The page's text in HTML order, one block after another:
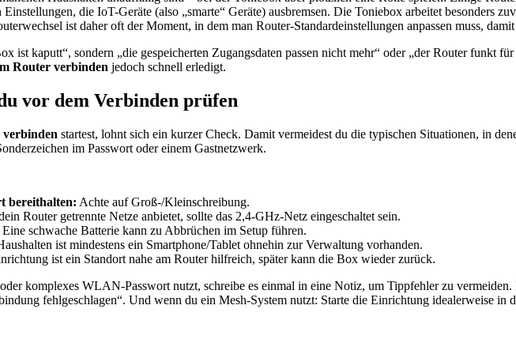
die IoT-Geräte (also „smarte“ Geräte) ausbremsen. Die Toniebox arbeitet besonders
ist daher oft der Moment, in dem man Router-Standardeinstellungen anpassen muss,
ist kaputt“, sondern „die gespeicherten Zugangsdaten passen nicht mehr“ oder „der Router funkt
Router verbinden jedoch schnell erledigt.
vor dem Verbinden prüfen
verbinden startest, lohnt sich ein kurzer Check. Damit vermeidest du die typischen Situationen, in
im Passwort oder einem Gastnetzwerk.
bereithalten: Achte auf Groß-/Kleinschreibung.
Router getrennte Netze anbietet, sollte das 2,4-GHz-Netz eingeschaltet sein.
Eine schwache Batterie kann zu Abbrüchen im Setup führen.
ist mindestens ein Smartphone/Tablet ohnehin zur Verwaltung vorhanden.
ist ein Standort nahe am Router hilfreich, später kann die Box wieder zurück.
komplexes WLAN-Passwort nutzt, schreibe es einmal in eine Notiz, um Tippfehler zu vermeiden.
fehlgeschlagen“. Und wenn du ein Mesh-System nutzt: Starte die Einrichtung idealerweise in